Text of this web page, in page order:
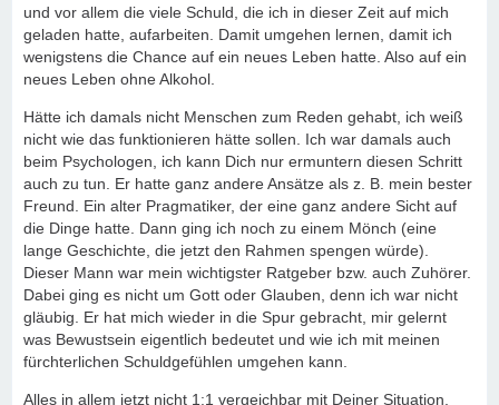
und vor allem die viele Schuld, die ich in dieser Zeit auf mich
geladen hatte, aufarbeiten. Damit umgehen lernen, damit ich
wenigstens die Chance auf ein neues Leben hatte. Also auf ein
neues Leben ohne Alkohol.
Hätte ich damals nicht Menschen zum Reden gehabt, ich weiß
nicht wie das funktionieren hätte sollen. Ich war damals auch
beim Psychologen, ich kann Dich nur ermuntern diesen Schritt
auch zu tun. Er hatte ganz andere Ansätze als z. B. mein bester
Freund. Ein alter Pragmatiker, der eine ganz andere Sicht auf
die Dinge hatte. Dann ging ich noch zu einem Mönch (eine
lange Geschichte, die jetzt den Rahmen spengen würde).
Dieser Mann war mein wichtigster Ratgeber bzw. auch Zuhörer.
Dabei ging es nicht um Gott oder Glauben, denn ich war nicht
gläubig. Er hat mich wieder in die Spur gebracht, mir gelernt
was Bewustsein eigentlich bedeutet und wie ich mit meinen
fürchterlichen Schuldgefühlen umgehen kann.
Alles in allem jetzt nicht 1:1 vergeichbar mit Deiner Situation,